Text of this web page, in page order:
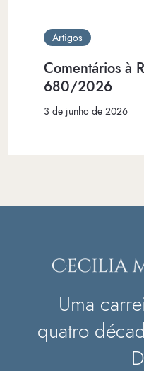
Artigos
Comentários à
680/2026
3 de junho de 2026
Uma
quatro